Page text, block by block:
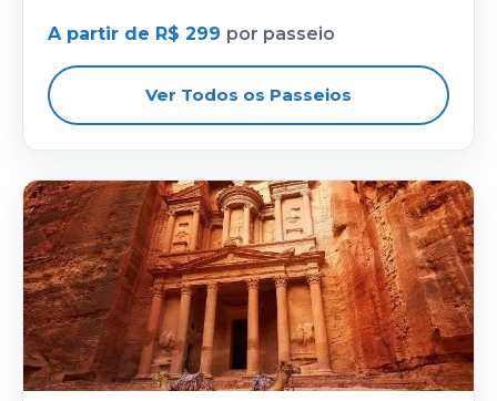
A partir de R$ 299 por passeio
Ver Todos os Passeios